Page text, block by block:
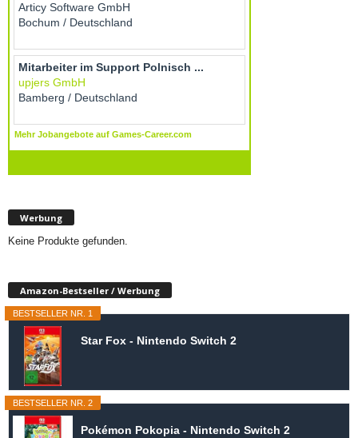
Werbung
Keine Produkte gefunden.
Amazon-Bestseller / Werbung
BESTSELLER NR. 1
Star Fox - Nintendo Switch 2
BESTSELLER NR. 2
Pokémon Pokopia - Nintendo Switch 2